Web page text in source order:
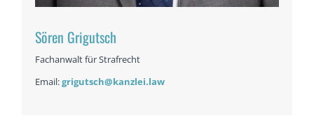
Sören Grigutsch
Fachanwalt für Strafrecht
Email:grigutsch@kanzlei.law